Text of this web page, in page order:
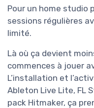
Pour un home studio
sessions régulières
limité.
Là où ça devient
commences à jouer
L’installation et
Ableton Live Lite, FL
pack Hitmaker, ça